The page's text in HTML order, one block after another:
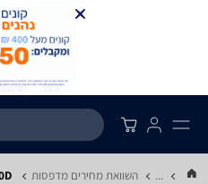
... השוואת מחירים מדפסות